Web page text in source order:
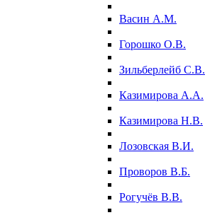
Васин А.М.
Горошко О.В.
Зильберлейб С.В.
Казимирова А.А.
Казимирова Н.В.
Лозовская В.И.
Проворов В.Б.
Рогучёв В.В.